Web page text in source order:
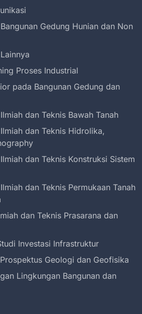
Gedung Hunian dan Non
Proses Industrial
pada Bangunan Gedung dan
dan Teknis Bawah Tanah
dan Teknis Hidrolika,
dan Teknis Konstruksi Sistem
dan Teknis Permukaan Tanah
dan Teknis Prasarana dan
Investasi Infrastruktur
Geologi dan Geofisika
Lingkungan Bangunan dan